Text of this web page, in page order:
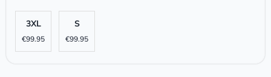
3XL
€99.95
S
€99.95